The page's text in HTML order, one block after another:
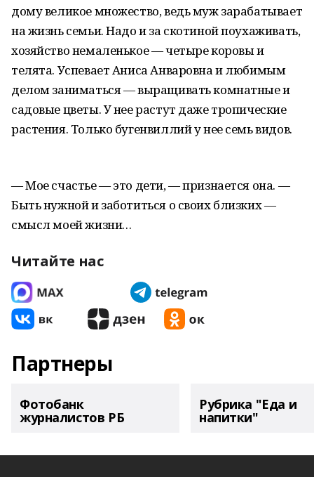
дому великое множество, ведь муж зарабатывает
на жизнь семьи. Надо и за скотиной поухаживать,
хозяйство немаленькое — четыре коровы и
телята. Успевает Аниса Анваровна и любимым
делом заниматься — выращивать комнатные и
садовые цветы. У нее растут даже тропические
растения. Только бугенвиллий у нее семь видов.
— Мое счастье — это дети, — признается она. —
Быть нужной и заботиться о своих близких —
смысл моей жизни…
Читайте нас
Партнеры
Фотобанк
журналистов РБ
Рубрика "Еда и
напитки"